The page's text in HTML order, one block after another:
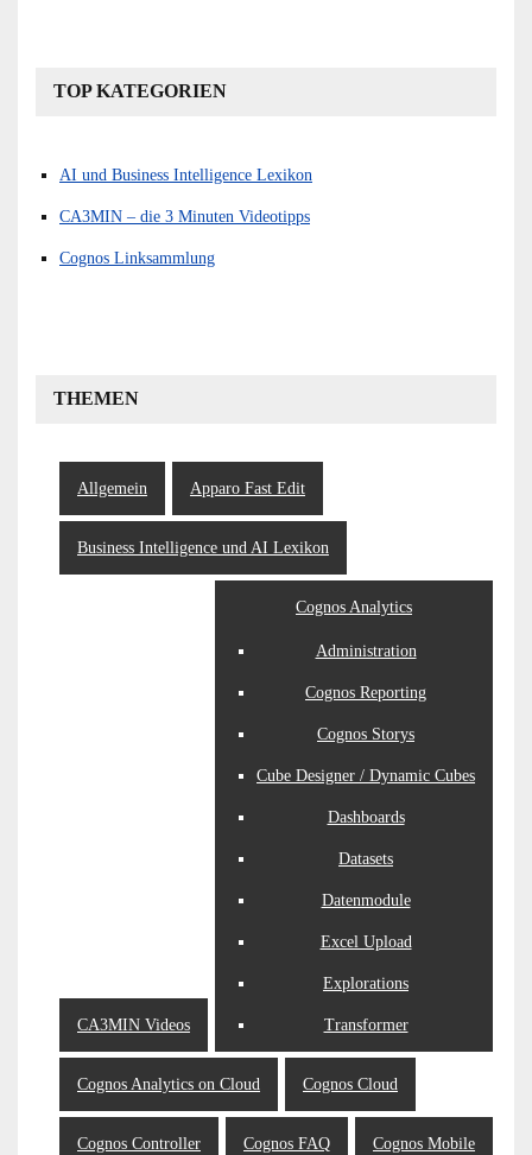
TOP KATEGORIEN
AI und Business Intelligence Lexikon
CA3MIN – die 3 Minuten Videotipps
Cognos Linksammlung
THEMEN
Allgemein Apparo Fast Edit
Business Intelligence und AI Lexikon
CA3MIN Videos
Cognos Analytics
Administration
Cognos Reporting
Cognos Storys
Cube Designer / Dynamic Cubes
Dashboards
Datasets
Datenmodule
Excel Upload
Explorations
Transformer
Cognos Analytics on Cloud Cognos Cloud
Cognos Controller Cognos FAQ Cognos Mobile